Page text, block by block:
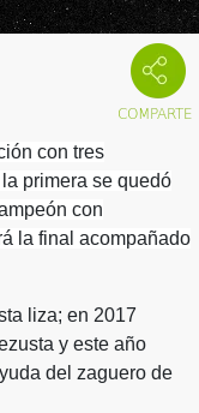
con tres
primera se quedó
con
la final acompañado
liza; en 2017
y este año
del zaguero de